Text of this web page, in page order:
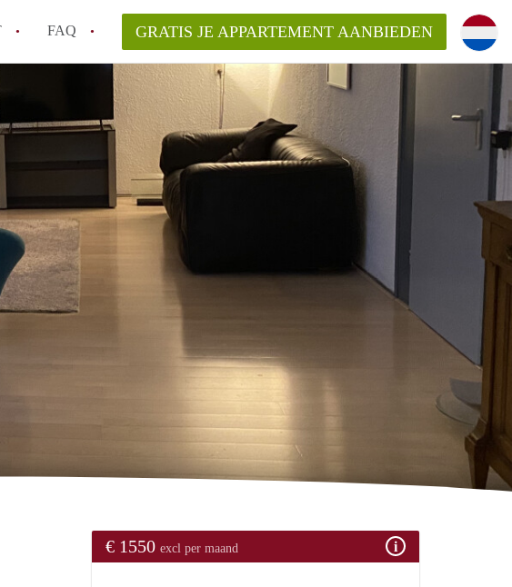
FAQ
van AppartementWageningen?
verantwoordelijk voor het aangeboden
in Wageningen?
GRATIS JE APPARTEMENT AANBIEDEN
€ 1550 excl per maand